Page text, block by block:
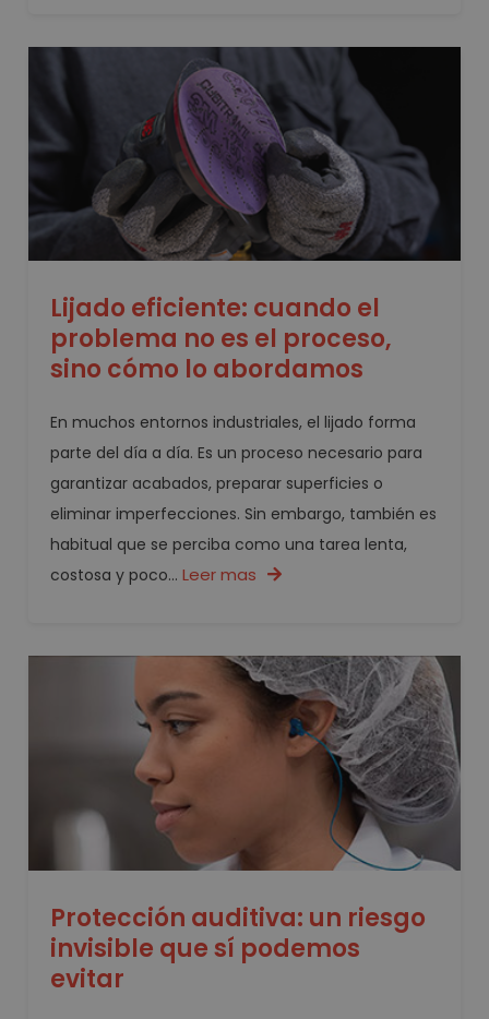
Lijado eficiente: cuando el
problema no es el proceso,
sino cómo lo abordamos
En muchos entornos industriales, el lijado forma
parte del día a día. Es un proceso necesario para
garantizar acabados, preparar superficies o
eliminar imperfecciones. Sin embargo, también es
habitual que se perciba como una tarea lenta,
costosa y poco...Leer mas
Protección auditiva: un riesgo
invisible que sí podemos
evitar